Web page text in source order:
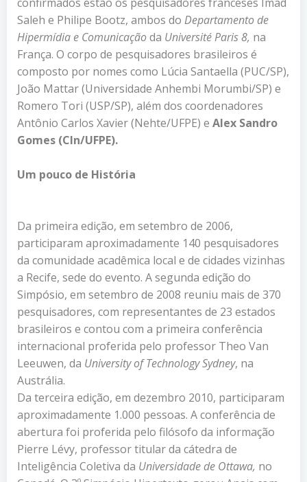
Saleh e Philipe Bootz, ambos do Departamento de
Hipermídia e Comunicaçãoda Université Paris 8, na
França. O corpo de pesquisadores brasileiros é
composto por nomes como Lúcia Santaella (PUC/SP),
João Mattar (Universidade Anhembi Morumbi/SP) e
Romero Tori (USP/SP), além dos coordenadores
Antônio Carlos Xavier (Nehte/UFPE) e Alex Sandro
Gomes (CIn/UFPE).
Um pouco de História
Da primeira edição, em setembro de 2006,
participaram aproximadamente 140 pesquisadores
da comunidade acadêmica local e de cidades vizinhas
a Recife, sede do evento. A segunda edição do
Simpósio, em setembro de 2008 reuniu mais de 370
pesquisadores, com representantes de 23 estados
brasileiros e contou com a primeira conferência
internacional proferida pelo professor Theo Van
Leeuwen, da University of TechnologySydney, na
Austrália.
Da terceira edição, em dezembro 2010, participaram
aproximadamente 1.000 pessoas. A conferência de
abertura foi proferida pelo filósofo da informação
Pierre Lévy, professor titular da cátedra de
Inteligência Coletiva da Universidade de Ottawa, no